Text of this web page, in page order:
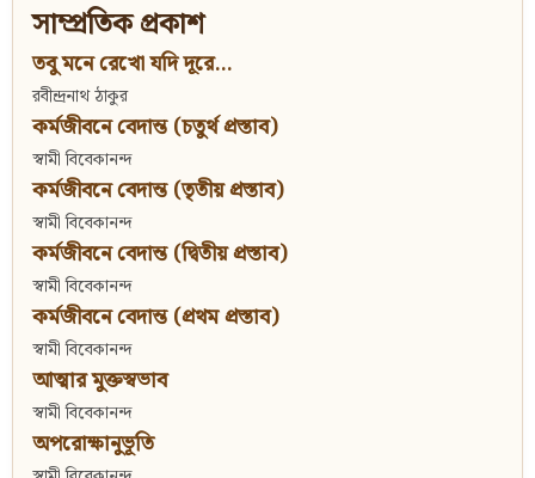
সাম্প্রতিক প্রকাশ
তবু মনে রেখো যদি দূরে...
রবীন্দ্রনাথ ঠাকুর
কর্মজীবনে বেদান্ত (চতুর্থ প্রস্তাব)
স্বামী বিবেকানন্দ
কর্মজীবনে বেদান্ত (তৃতীয় প্রস্তাব)
স্বামী বিবেকানন্দ
কর্মজীবনে বেদান্ত (দ্বিতীয় প্রস্তাব)
স্বামী বিবেকানন্দ
কর্মজীবনে বেদান্ত (প্রথম প্রস্তাব)
স্বামী বিবেকানন্দ
আত্মার মুক্তস্বভাব
স্বামী বিবেকানন্দ
অপরোক্ষানুভূতি